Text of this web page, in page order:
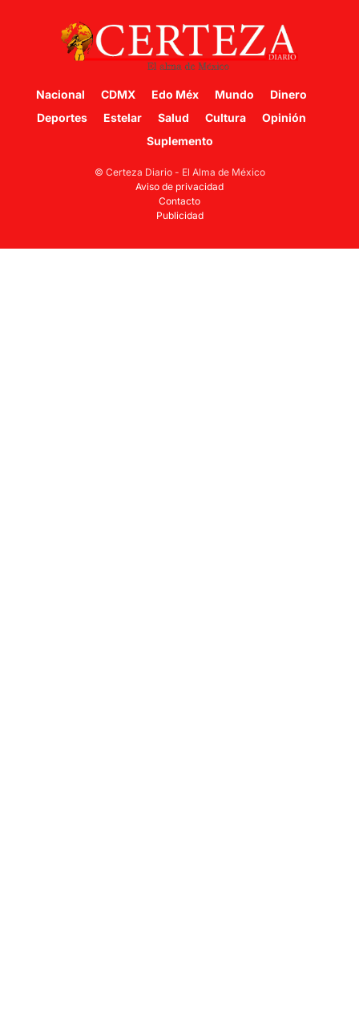
Nacional CDMX Edo Méx Mundo
Dinero
Deportes
Estelar Salud Cultura
Opinión
Suplemento
© Certeza Diario - El Alma de México
Aviso de privacidad
Contacto
Publicidad